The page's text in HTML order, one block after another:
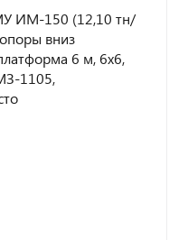
ИМ-150 (12,10 тн/
вниз
6 м, 6х6,
1105,